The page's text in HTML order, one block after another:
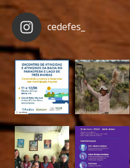
cedefes_